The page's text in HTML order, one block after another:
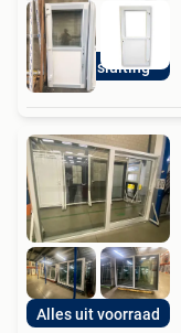
5-punt sluiting
Alles uit voorraad